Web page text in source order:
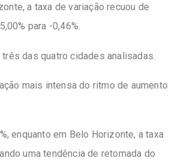
a taxa de variação recuou de
para -0,46%.
das quatro cidades analisadas.
mais intensa do ritmo de aumento
enquanto em Belo Horizonte, a taxa
uma tendência de retomada do